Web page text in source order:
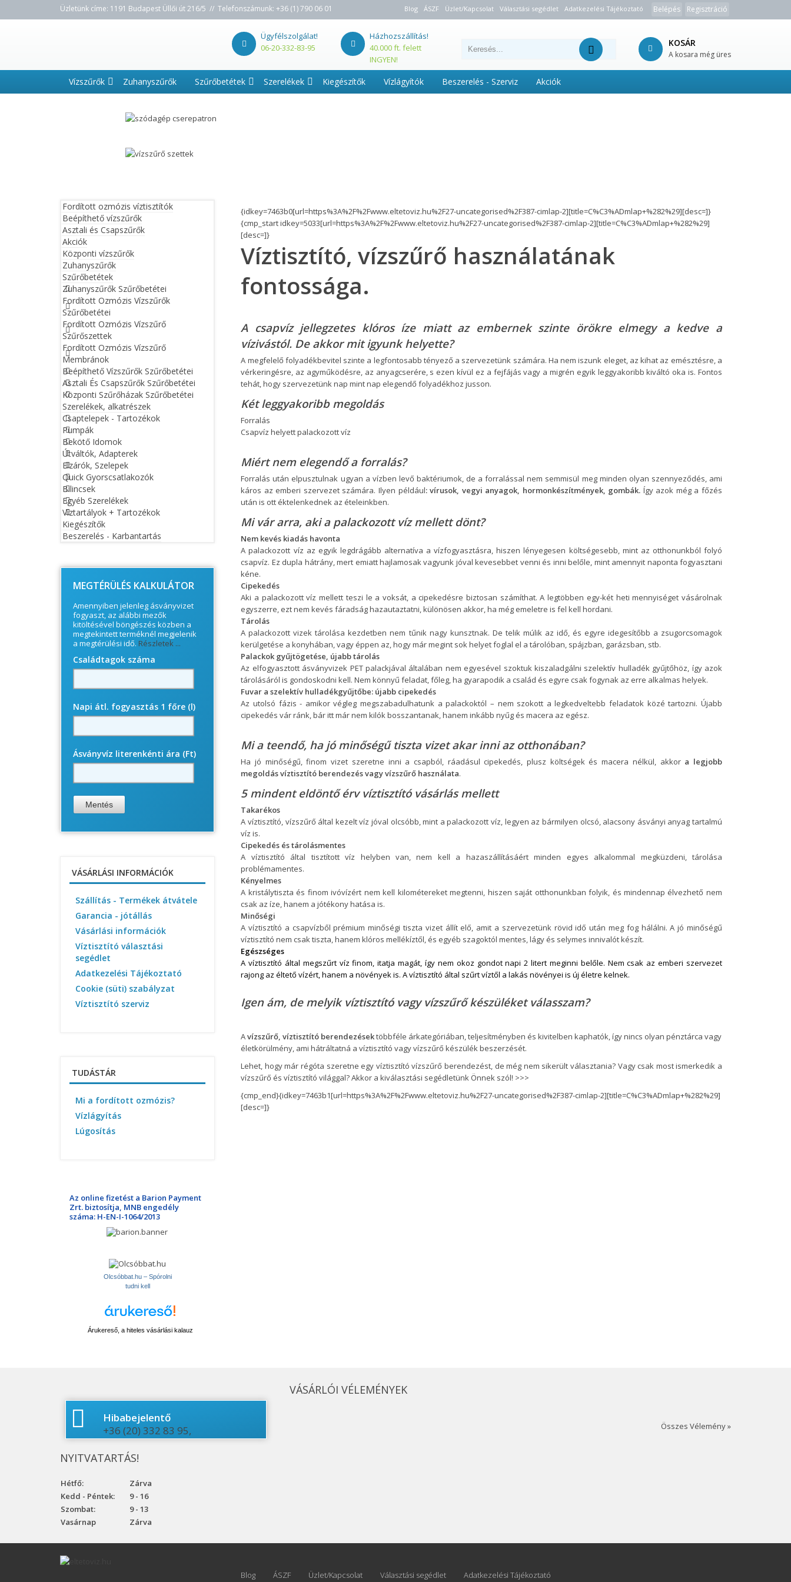
Üzletünk címe: 1191 Budapest Üllői út 216/5 // Telefonszámunk: +36 (1) 790 06 01 Blog ÁSZF Üzlet/Kapcsolat Választási segédlet Adatkezelési Tájékoztató Belépés Regisztráció
Ügyfélszolgálat!
06-20-332-83-95
Házhozszállítás!
40.000 ft. felett
INGYEN!
KOSÁR
A kosara még üres
Vízszűrők Zuhanyszűrők Szűrőbetétek Szerelékek Kiegészítők Vízlágyítók Beszerelés - Szerviz Akciók
Fordított ozmózis víztisztítók
Beépíthető vízszűrők
Asztali és Csapszűrők
Akciók
Központi vízszűrők
Zuhanyszűrők
Szűrőbetétek
Zuhanyszűrők Szűrőbetétei
Fordított Ozmózis Vízszűrők
Szűrőbetétei
Fordított Ozmózis Vízszűrő
Szűrőszettek
Fordított Ozmózis Vízszűrő
Membránok
Beépíthető Vízszűrők Szűrőbetétei
Asztali És Csapszűrők Szűrőbetétei
Központi Szűrőházak Szűrőbetétei
Szerelékek, alkatrészek
Csaptelepek - Tartozékok
Pumpák
Bekötő Idomok
Útváltók, Adapterek
Elzárók, Szelepek
Quick Gyorscsatlakozók
Bilincsek
Egyéb Szerelékek
Víztartályok + Tartozékok
Kiegészítők
Beszerelés - Karbantartás
MEGTÉRÜLÉS KALKULÁTOR
Amennyiben jelenleg ásványvizet
fogyaszt, az alábbi mezők
kitöltésével böngészés közben a
megtekintett terméknél megjelenik
a megtérülési idő. Részletek ...
Családtagok száma
Napi átl. fogyasztás 1 főre (l)
Ásványvíz literenkénti ára (Ft)
VÁSÁRLÁSI INFORMÁCIÓK
Szállítás - Termékek átvátele
Garancia - jótállás
Vásárlási információk
Víztisztító választási
segédlet
Adatkezelési Tájékoztató
Cookie (süti) szabályzat
Víztisztító szerviz
TUDÁSTÁR
Mi a fordított ozmózis?
Vízlágyítás
Lúgosítás
Az online fizetést a Barion Payment
Zrt. biztosítja, MNB engedély
száma: H-EN-I-1064/2013
Olcsóbbat.hu – Spórolni
tudni kell
Árukereső, a hiteles vásárlási kalauz
{idkey=7463b0[url=https%3A%2F%2Fwww.eltetoviz.hu%2F27-uncategorised%2F387-cimlap-2][title=C%C3%ADmlap+%282%29][desc=]}
{cmp_start idkey=5033[url=https%3A%2F%2Fwww.eltetoviz.hu%2F27-uncategorised%2F387-cimlap-2][title=C%C3%ADmlap+%282%29]
[desc=]}
Víztisztító, vízszűrő használatának
fontossága.
A csapvíz jellegzetes klóros íze miatt az embernek szinte örökre elmegy a kedve a
vízivástól. De akkor mit igyunk helyette?
A megfelelő folyadékbevitel szinte a legfontosabb tényező a szervezetünk számára. Ha nem iszunk eleget, az kihat az emésztésre, a
vérkeringésre, az agyműködésre, az anyagcserére, s ezen kívül ez a fejfájás vagy a migrén egyik leggyakoribb kiváltó oka is. Fontos
tehát, hogy szervezetünk nap mint nap elegendő folyadékhoz jusson.
Két leggyakoribb megoldás
Forralás
Csapvíz helyett palackozott víz
Miért nem elegendő a forralás?
Forralás után elpusztulnak ugyan a vízben levő baktériumok, de a forralással nem semmisül meg minden olyan szennyeződés, ami
káros az emberi szervezet számára. Ilyen például: vírusok, vegyi anyagok, hormonkészítmények, gombák. Így azok még a főzés
után is ott éktelenkednek az ételeinkben.
Mi vár arra, aki a palackozott víz mellett dönt?
Nem kevés kiadás havonta
A palackozott víz az egyik legdrágább alternatíva a vízfogyasztásra, hiszen lényegesen költségesebb, mint az otthonunkból folyó
csapvíz. Ez dupla hátrány, mert emiatt hajlamosak vagyunk jóval kevesebbet venni és inni belőle, mint amennyit naponta fogyasztani
kéne.
Cipekedés
Aki a palackozott víz mellett teszi le a voksát, a cipekedésre biztosan számíthat. A legtöbben egy-két heti mennyiséget vásárolnak
egyszerre, ezt nem kevés fáradság hazautaztatni, különösen akkor, ha még emeletre is fel kell hordani.
Tárolás
A palackozott vizek tárolása kezdetben nem tűnik nagy kunsztnak. De telik múlik az idő, és egyre idegesítőbb a zsugorcsomagok
kerülgetése a konyhában, vagy éppen az, hogy már megint sok helyet foglal el a tárolóban, spájzban, garázsban, stb.
Palackok gyűjtögetése, újabb tárolás
Az elfogyasztott ásványvizek PET palackjával általában nem egyesével szoktuk kiszaladgálni szelektív hulladék gyűjtőhöz, így azok
tárolásáról is gondoskodni kell. Nem könnyű feladat, főleg, ha gyarapodik a család és egyre csak fogynak az erre alkalmas helyek.
Fuvar a szelektív hulladékgyűjtőbe: újabb cipekedés
Az utolsó fázis - amikor végleg megszabadulhatunk a palackoktól – nem szokott a legkedveltebb feladatok közé tartozni. Újabb
cipekedés vár ránk, bár itt már nem kilók bosszantanak, hanem inkább nyűg és macera az egész.
Mi a teendő, ha jó minőségű tiszta vizet akar inni az otthonában?
Ha jó minőségű, finom vizet szeretne inni a csapból, ráadásul cipekedés, plusz költségek és macera nélkül, akkor a legjobb
megoldás víztisztító berendezés vagy vízszűrő használata.
5 mindent eldöntő érv víztisztító vásárlás mellett
Takarékos
A víztisztító, vízszűrő által kezelt víz jóval olcsóbb, mint a palackozott víz, legyen az bármilyen olcsó, alacsony ásványi anyag tartalmú
víz is.
Cipekedés és tárolásmentes
A víztisztító által tisztított víz helyben van, nem kell a hazaszállításáért minden egyes alkalommal megküzdeni, tárolása
problémamentes.
Kényelmes
A kristálytiszta és finom ivóvízért nem kell kilométereket megtenni, hiszen saját otthonunkban folyik, és mindennap élvezhető nem
csak az íze, hanem a jótékony hatása is.
Minőségi
A víztisztító a csapvízből prémium minőségi tiszta vizet állít elő, amit a szervezetünk rövid idő után meg fog hálálni. A jó minőségű
víztisztító nem csak tiszta, hanem klóros mellékíztől, és egyéb szagoktól mentes, lágy és selymes innivalót készít.
Egészséges
A víztisztító által megszűrt víz finom, itatja magát, így nem okoz gondot napi 2 litert meginni belőle. Nem csak az emberi szervezet
rajong az éltető vízért, hanem a növények is. A víztisztító által szűrt víztől a lakás növényei is új életre kelnek.
Igen ám, de melyik víztisztító vagy vízszűrő készüléket válasszam?
Avízszűrő, víztisztító berendezésektöbbféle árkategóriában, teljesítményben és kivitelben kaphatók, így nincs olyan pénztárca vagy
életkörülmény, ami hátráltatná a víztisztító vagy vízszűrő készülék beszerzését.
Lehet, hogy már régóta szeretne egy víztisztító vízszűrő berendezést, de még nem sikerült választania? Vagy csak most ismerkedik a
vízszűrő és víztisztító világgal? Akkor a kiválasztási segédletünk Önnek szól! >>>
{cmp_end}{idkey=7463b1[url=https%3A%2F%2Fwww.eltetoviz.hu%2F27-uncategorised%2F387-cimlap-2][title=C%C3%ADmlap+%282%29]
[desc=]}
Hibabejelentő
+36 (20) 332 83 95,
NYITVATARTÁS!
Hétfő:
Zárva
Kedd - Péntek:
9 - 16
Szombat:
9 - 13
Vasárnap
Zárva
VÁSÁRLÓI VÉLEMÉNYEK
Összes Vélemény »
Blog ÁSZF Üzlet/Kapcsolat Választási segédlet Adatkezelési Tájékoztató